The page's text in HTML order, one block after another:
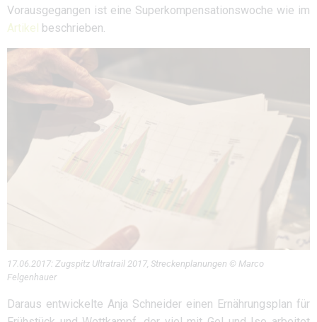
Vorausgegangen ist eine Superkompensationswoche wie im
Artikel beschrieben.
17.06.2017: Zugspitz Ultratrail 2017, Streckenplanungen © Marco
Felgenhauer
Daraus entwickelte Anja Schneider einen Ernährungsplan für